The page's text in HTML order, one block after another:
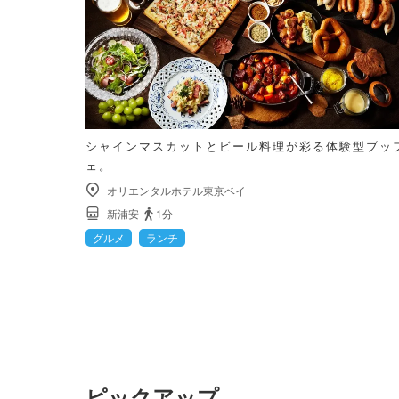
シャインマスカットとビール料理が彩る体験型ブッ
ェ。
オリエンタルホテル東京ベイ
新浦安
1分
グルメ
ランチ